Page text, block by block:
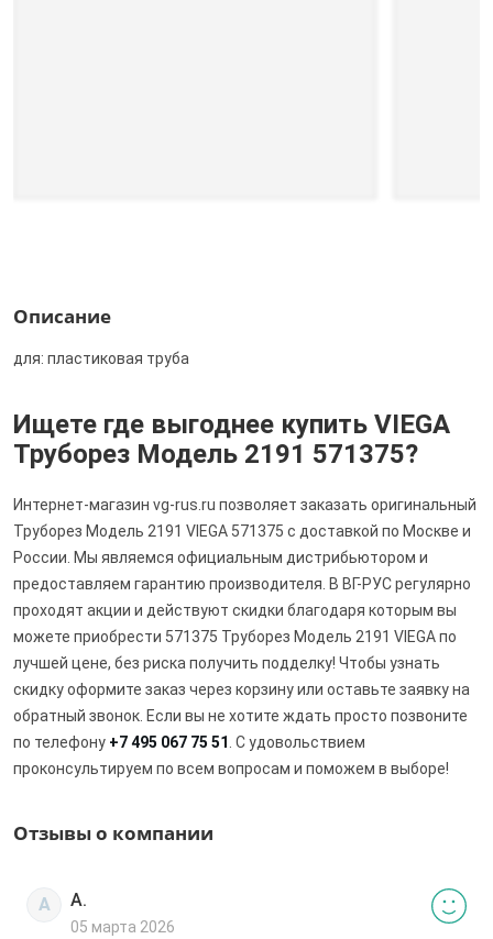
Описание
для: пластиковая труба
Ищете где выгоднее купить VIEGA
Труборез Модель 2191 571375?
Интернет-магазин vg-rus.ru позволяет заказать оригинальный
Труборез Модель 2191 VIEGA 571375 с доставкой по Москве и
России. Мы являемся официальным дистрибьютором и
предоставляем гарантию производителя. В ВГ-РУС регулярно
проходят акции и действуют скидки благодаря которым вы
можете приобрести 571375 Труборез Модель 2191 VIEGA по
лучшей цене, без риска получить подделку! Чтобы узнать
скидку оформите заказ через корзину или оставьте заявку на
обратный звонок. Если вы не хотите ждать просто позвоните
по телефону +7 495 067 75 51 . С удовольствием
проконсультируем по всем вопросам и поможем в выборе!
Отзывы о компании
А А.
05 марта 2026